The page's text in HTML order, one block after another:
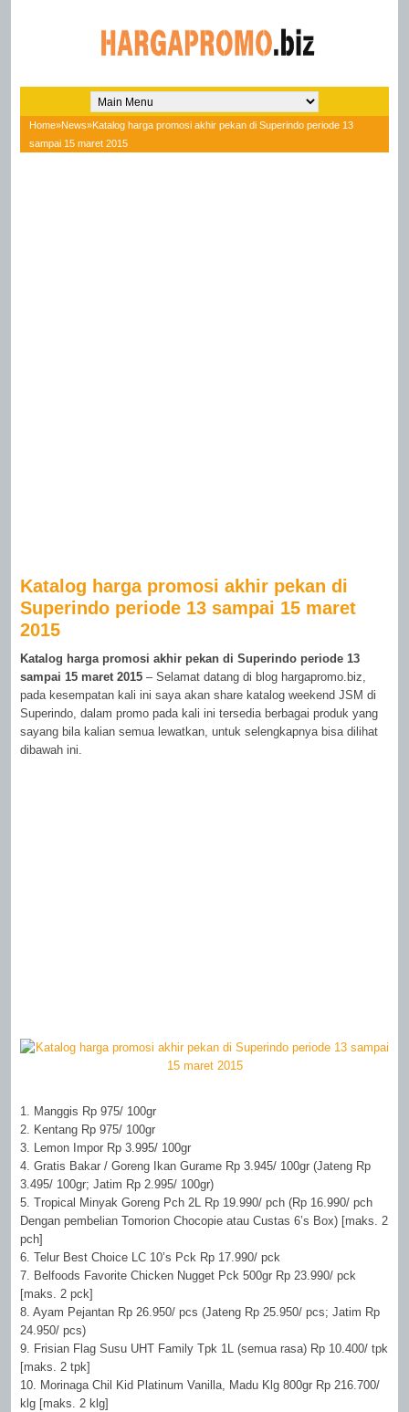
Home»News»Katalog harga promosi akhir pekan di Superindo periode 13
sampai 15 maret 2015
Katalog harga promosi akhir pekan di
Superindo periode 13 sampai 15 maret
2015
Katalog harga promosi akhir pekan di Superindo periode 13
sampai 15 maret 2015 – Selamat datang di blog hargapromo.biz,
pada kesempatan kali ini saya akan share katalog weekend JSM di
Superindo, dalam promo pada kali ini tersedia berbagai produk yang
sayang bila kalian semua lewatkan, untuk selengkapnya bisa dilihat
dibawah ini.
1. Manggis Rp 975/ 100gr
2. Kentang Rp 975/ 100gr
3. Lemon Impor Rp 3.995/ 100gr
4. Gratis Bakar / Goreng Ikan Gurame Rp 3.945/ 100gr (Jateng Rp
3.495/ 100gr; Jatim Rp 2.995/ 100gr)
5. Tropical Minyak Goreng Pch 2L Rp 19.990/ pch (Rp 16.990/ pch
Dengan pembelian Tomorion Chocopie atau Custas 6’s Box) [maks. 2
pch]
6. Telur Best Choice LC 10’s Pck Rp 17.990/ pck
7. Belfoods Favorite Chicken Nugget Pck 500gr Rp 23.990/ pck
[maks. 2 pck]
8. Ayam Pejantan Rp 26.950/ pcs (Jateng Rp 25.950/ pcs; Jatim Rp
24.950/ pcs)
9. Frisian Flag Susu UHT Family Tpk 1L (semua rasa) Rp 10.400/ tpk
[maks. 2 tpk]
10. Morinaga Chil Kid Platinum Vanilla, Madu Klg 800gr Rp 216.700/
klg [maks. 2 klg]